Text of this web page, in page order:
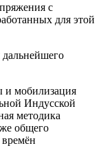
с
для этой
и мобилизация
Индусской
методика
же общего